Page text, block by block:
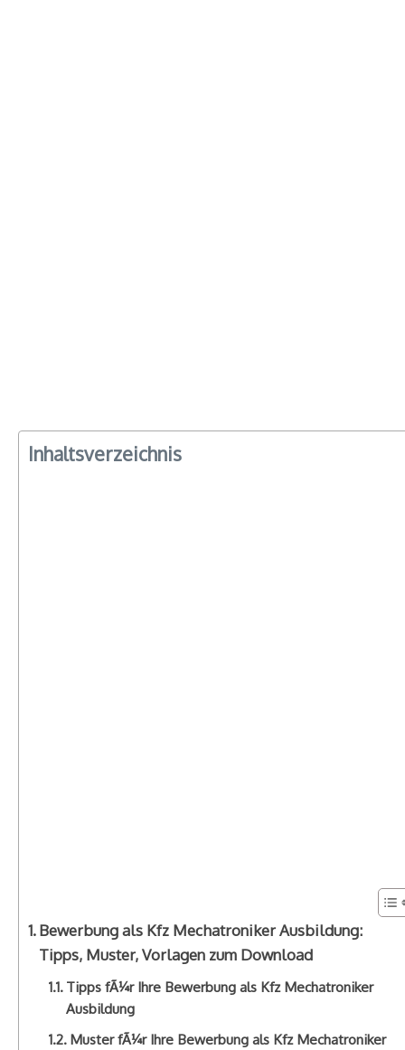
Inhaltsverzeichnis
Bewerbung als Kfz Mechatroniker Ausbildung:
Tipps, Muster, Vorlagen zum Download
Tipps fÃ¼r Ihre Bewerbung als Kfz Mechatroniker
Ausbildung
Muster fÃ¼r Ihre Bewerbung als Kfz Mechatroniker